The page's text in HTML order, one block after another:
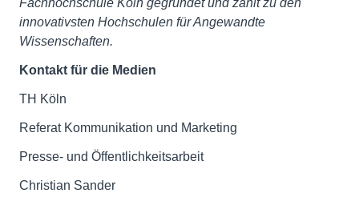
Fachhochschule Köln gegründet und zählt zu den
innovativsten Hochschulen für Angewandte
Wissenschaften.
Kontakt für die Medien
TH Köln
Referat Kommunikation und Marketing
Presse- und Öffentlichkeitsarbeit
Christian Sander